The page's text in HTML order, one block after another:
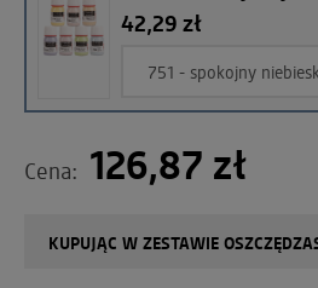
42,29 zł
751 - spokojny
Cena: 126,87 zł
KUPUJĄC W ZESTAWIE